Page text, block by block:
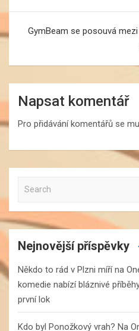
GymBeam se posouvá
Napsat komentář
Pro přidávání komentářů se
a
r
c
Nejnovější příspěvky
Někdo to rád v Plzni míří na
komedie nabízí bláznivé
první lok
Kdo byl Ponožkový vrah? Na